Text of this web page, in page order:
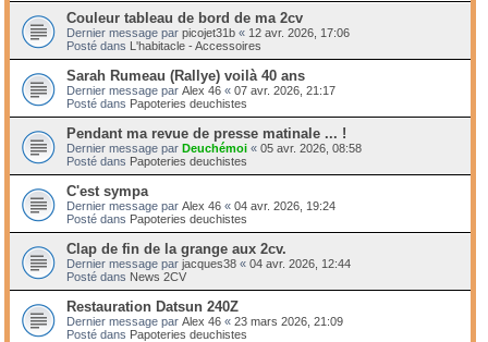
Couleur tableau de bord de ma 2cv
Dernier message par picojet31b « 12 avr. 2026, 17:06
Posté dans L'habitacle - Accessoires
Sarah Rumeau (Rallye) voilà 40 ans
Dernier message par Alex 46 « 07 avr. 2026, 21:17
Posté dans Papoteries deuchistes
Pendant ma revue de presse matinale ... !
Dernier message par Deuchémoi « 05 avr. 2026, 08:58
Posté dans Papoteries deuchistes
C'est sympa
Dernier message par Alex 46 « 04 avr. 2026, 19:24
Posté dans Papoteries deuchistes
Clap de fin de la grange aux 2cv.
Dernier message par jacques38 « 04 avr. 2026, 12:44
Posté dans News 2CV
Restauration Datsun 240Z
Dernier message par Alex 46 « 23 mars 2026, 21:09
Posté dans Papoteries deuchistes